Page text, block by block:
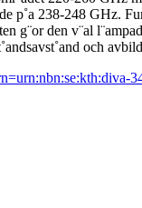
p˚a 238-248 GHz.
g¨or den v¨al
och